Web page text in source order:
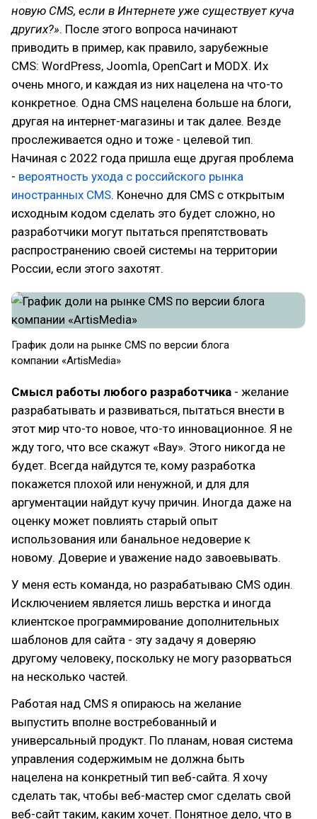
новую CMS, если в Интернете уже существует куча
других?». После этого вопроса начинают
приводить в пример, как правило, зарубежные
CMS: WordPress, Joomla, OpenCart и MODX. Их
очень много, и каждая из них нацелена на что-то
конкретное. Одна CMS нацелена больше на блоги,
другая на интернет-магазины и так далее. Везде
прослеживается одно и тоже - целевой тип.
Начиная с 2022 года пришла еще другая проблема
- вероятность ухода с российского рынка
иностранных CMS. Конечно для CMS с открытым
исходным кодом сделать это будет сложно, но
разработчики могут пытаться препятствовать
распространению своей системы на территории
России, если этого захотят.
График доли на рынке CMS по версии блога
компании «ArtisMedia»
Смысл работы любого разработчика - желание
разрабатывать и развиваться, пытаться внести в
этот мир что-то новое, что-то инновационное. Я не
жду того, что все скажут «Вау». Этого никогда не
будет. Всегда найдутся те, кому разработка
покажется плохой или ненужной, и для для
аргументации найдут кучу причин. Иногда даже на
оценку может повлиять старый опыт
использования или банальное недоверие к
новому. Доверие и уважение надо завоевывать.
У меня есть команда, но разрабатываю CMS один.
Исключением является лишь верстка и иногда
клиентское программирование дополнительных
шаблонов для сайта - эту задачу я доверяю
другому человеку, поскольку не могу разорваться
на несколько частей.
Работая над CMS я опираюсь на желание
выпустить вполне востребованный и
универсальный продукт. По планам, новая система
управления содержимым не должна быть
нацелена на конкретный тип веб-сайта. Я хочу
сделать так, чтобы веб-мастер смог сделать свой
веб-сайт таким, каким хочет. Понятное дело, что в